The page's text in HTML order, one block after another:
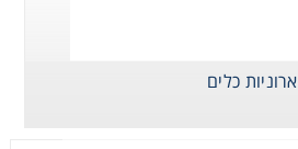
ארוניות כלים